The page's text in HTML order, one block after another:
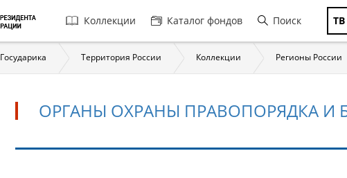
Главная
навигация
Коллекции Каталог фондов Поиск
Государика Территория России Коллекции Регионы России
ОРГАНЫ ОХРАНЫ ПРАВОПОРЯДКА И